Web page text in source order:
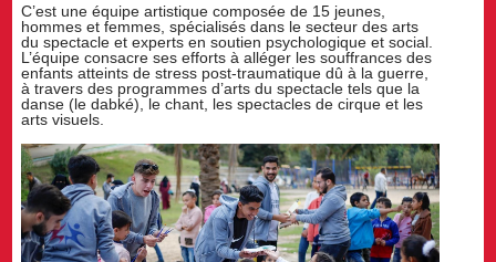
C’est une équipe artistique composée de 15 jeunes,
hommes et femmes, spécialisés dans le secteur des arts
du spectacle et experts en soutien psychologique et social.
L’équipe consacre ses efforts à alléger les souffrances des
enfants atteints de stress post-traumatique dû à la guerre,
à travers des programmes d’arts du spectacle tels que la
danse (le dabké), le chant, les spectacles de cirque et les
arts visuels.